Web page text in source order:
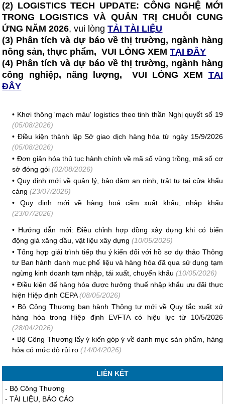
(2) LOGISTICS TECH UPDATE: CÔNG NGHỆ MỚI
TRONG LOGISTICS VÀ QUẢN TRỊ CHUỖI CUNG
ỨNG NĂM 2026, vui lòngTẢI TÀI LIỆU
(3) Phân tích và dự báo về thị trường, ngành hàng
nông sản, thực phẩm, VUI LÒNG XEMTẠI ĐÂY
(4) Phân tích và dự báo về thị trường, ngành hàng
công nghiệp, năng lượng, VUI LÒNG XEM TẠI
ĐÂY
• Khơi thông 'mạch máu' logistics theo tinh thần Nghị quyết số 19
(05/08/2026)
•Điều kiện thành lập Sở giao dịch hàng hóa từ ngày 15/9/2026
(05/08/2026)
• Đơn giản hóa thủ tục hành chính về mã số vùng trồng, mã số cơ
sở đóng gói (02/08/2026)
•Quy định mới về quản lý, bảo đảm an ninh, trật tự tại cửa khẩu
cảng (23/07/2026)
• Quy định mới về hàng hoá cấm xuất khẩu, nhập khẩu
(23/07/2026)
• Hướng dẫn mới: Điều chỉnh hợp đồng xây dựng khi có biến
động giá xăng dầu, vật liệu xây dựng (10/05/2026)
•Tổng hợp giải trình tiếp thu ý kiến đối với hồ sơ dự thảo Thông
tư Ban hành danh mục phế liệu và hàng hóa đã qua sử dụng tạm
ngừng kinh doanh tạm nhập, tái xuất, chuyển khẩu (10/05/2026)
• Điều kiện để hàng hóa được hưởng thuế nhập khẩu ưu đãi thực
hiện Hiệp định CEPA (08/05/2026)
• Bộ Công Thương ban hành Thông tư mới về Quy tắc xuất xứ
hàng hóa trong Hiệp định EVFTA có hiệu lực từ 10/5/2026
(28/04/2026)
• Bộ Công Thương lấy ý kiến góp ý về danh mục sản phẩm, hàng
hóa có mức độ rủi ro (14/04/2026)
LIÊN KẾT
- Bộ Công Thương
-TÀI LIỆU, BÁO CÁO